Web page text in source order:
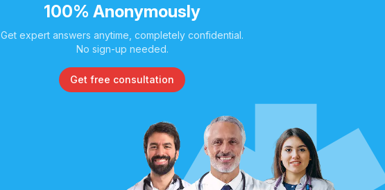
100% Anonymously
Get expert answers anytime, completely confidential.
No sign-up needed.
Get free consultation